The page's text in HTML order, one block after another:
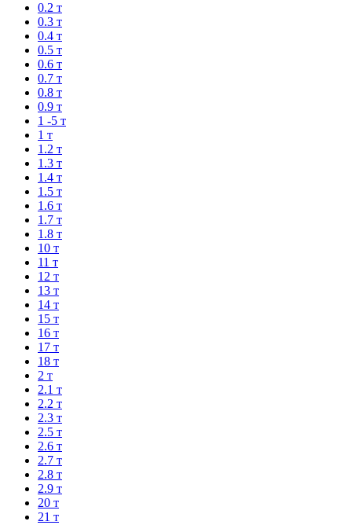
0.2 т
0.3 т
0.4 т
0.5 т
0.6 т
0.7 т
0.8 т
0.9 т
1 -5 т
1 т
1.2 т
1.3 т
1.4 т
1.5 т
1.6 т
1.7 т
1.8 т
10 т
11 т
12 т
13 т
14 т
15 т
16 т
17 т
18 т
2 т
2.1 т
2.2 т
2.3 т
2.5 т
2.6 т
2.7 т
2.8 т
2.9 т
20 т
21 т